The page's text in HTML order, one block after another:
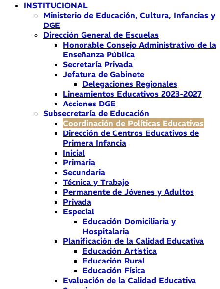
INSTITUCIONAL
Ministerio de Educación, Cultura, Infancias y
DGE
Dirección General de Escuelas
Honorable Consejo Administrativo de la
Enseñanza Pública
Secretaría Privada
Jefatura de Gabinete
Delegaciones Regionales
Lineamientos Educativos 2023-2027
Acciones DGE
Subsecretaría de Educación
Coordinación de Políticas Educativas
Dirección de Centros Educativos de
Primera Infancia
Inicial
Primaria
Secundaria
Técnica y Trabajo
Permanente de Jóvenes y Adultos
Privada
Especial
Educación Domiciliaria y
Hospitalaria
Planificación de la Calidad Educativa
Educación Artística
Educación Rural
Educación Física
Evaluación de la Calidad Educativa